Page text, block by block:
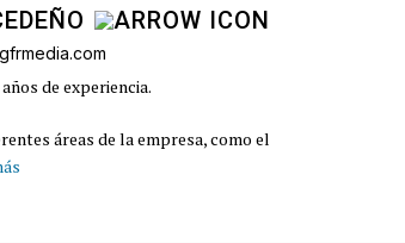
de experiencia.
áreas de la empresa, como el